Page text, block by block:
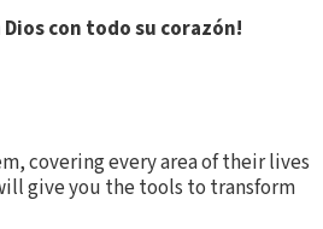
con todo su corazón!
covering every area of their lives
give you the tools to transform